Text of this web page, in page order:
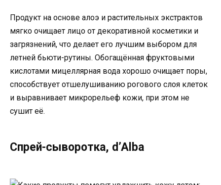
Продукт на основе алоэ и растительных экстрактов
мягко очищает лицо от декоративной косметики и
загрязнений, что делает его лучшим выбором для
летней бьюти-рутины. Обогащённая фруктовыми
кислотами мицеллярная вода хорошо очищает поры,
способствует отшелушиванию рогового слоя клеток
и выравнивает микрорельеф кожи, при этом не
сушит её.
Спрей-сыворотка, d’Alba